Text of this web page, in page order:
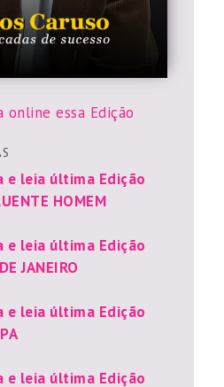
essa Edição
e leia última Edição
HOMEM
e leia última Edição
JANEIRO
e leia última Edição
e leia última Edição